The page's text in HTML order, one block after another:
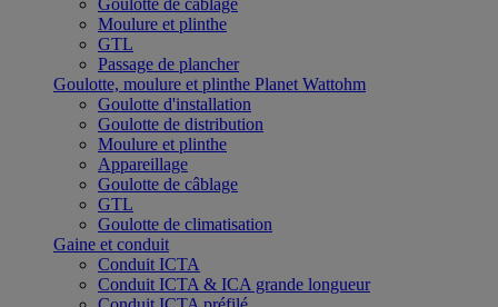
Goulotte de câblage
Moulure et plinthe
GTL
Passage de plancher
Goulotte, moulure et plinthe Planet Wattohm
Goulotte d'installation
Goulotte de distribution
Moulure et plinthe
Appareillage
Goulotte de câblage
GTL
Goulotte de climatisation
Gaine et conduit
Conduit ICTA
Conduit ICTA & ICA grande longueur